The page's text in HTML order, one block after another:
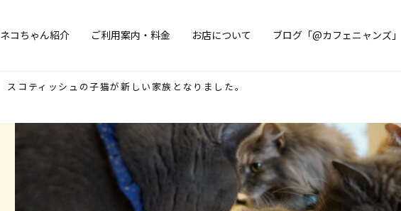
ネコちゃん紹介 ご利用案内・料金 お店について ブログ「@カフェニャンズ」
スコティッシュの子猫が新しい家族となりました。